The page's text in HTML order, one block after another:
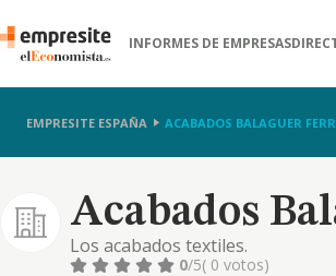
INFORMES DE EMPRESAS
EMPRESITE ESPAÑA ACABADOS BALAGUER
Acabados
Los acabados textiles.
0/5( 0 votos)